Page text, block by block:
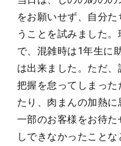
をお願いせず、自分
うことを試みました
で、混雑時は1年生に
は出来ました。ただ
把握を怠ってしまっ
たり、肉まんの加熱に
一部のお客様をお待
しできなかったこと